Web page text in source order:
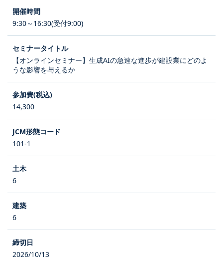
9:30～16:30(受付9:00)
【オンラインセミナー】生成AIの急速な進歩が建設業にどのよ
うな影響を与えるか
14,300
101-1
6
6
2026/10/13